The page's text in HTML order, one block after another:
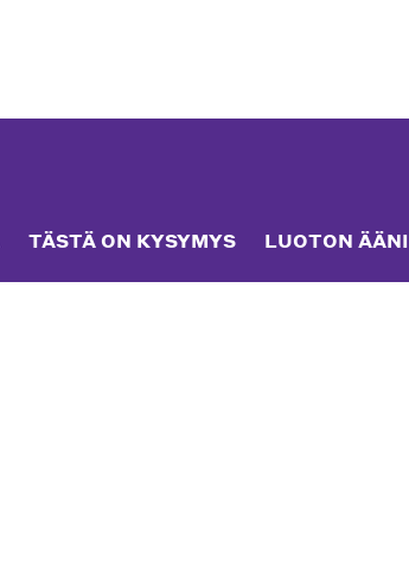
TÄSTÄ ON KYSYMYS LUOTON ÄÄNI